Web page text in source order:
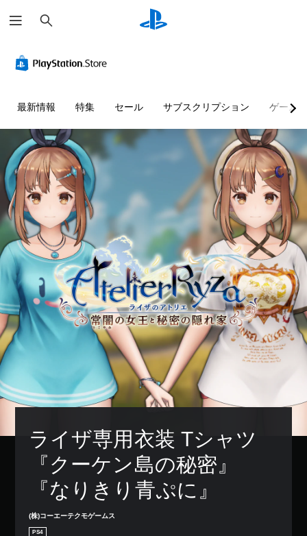
索
最新情報 特集 セール サブスクリプション ゲーム
ライザ専用衣装 Tシャツ
『クーケン島の秘密』
『なりきり青ぷに』
(株)コーエーテクモゲームス
PS4